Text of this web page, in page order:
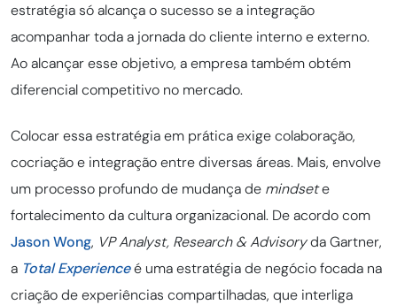
estratégia só alcança o sucesso se a integração
acompanhar toda a jornada do cliente interno e externo.
Ao alcançar esse objetivo, a empresa também obtém
diferencial competitivo no mercado.
Colocar essa estratégia em prática exige colaboração,
cocriação e integração entre diversas áreas. Mais, envolve
um processo profundo de mudança de mindsete
fortalecimento da cultura organizacional. De acordo com
Jason Wong, VP Analyst, Research & Advisoryda Gartner,
a Total Experienceé uma estratégia de negócio focada na
criação de experiências compartilhadas, que interliga